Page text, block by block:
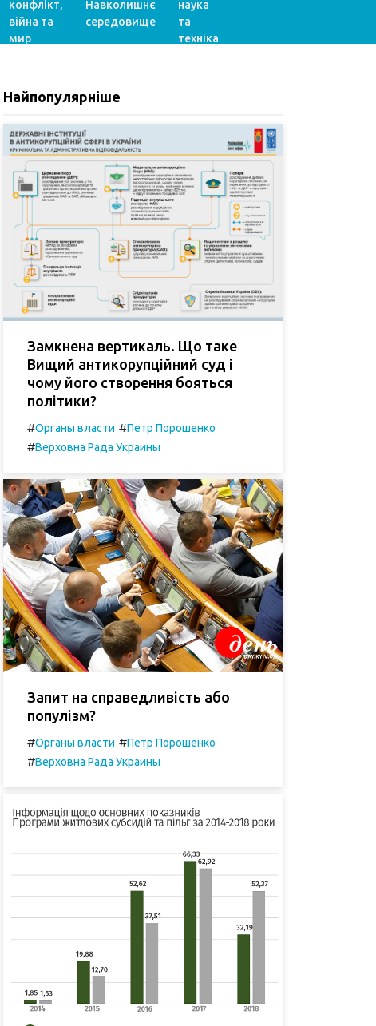
конфлікт,
війна та
мир
Навколишнє
середовище
наука
та
техніка
Найпопулярніше
Замкнена вертикаль. Що таке
Вищий антикорупційний суд і
чому його створення бояться
політики?
#Органы власти #Петр Порошенко
#Верховна Рада Украины
Запит на справедливість або
популізм?
#Органы власти #Петр Порошенко
#Верховна Рада Украины